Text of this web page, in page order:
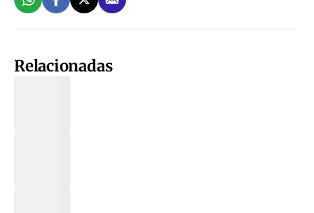
Relacionadas